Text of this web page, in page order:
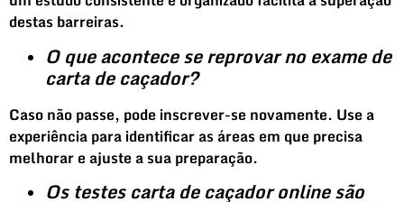
destas barreiras.
O que acontece se reprovar no exame de
carta decaçador?
Caso não passe, pode inscrever-se novamente. Use a
experiência para identificar as áreas em que precisa
melhorar e ajuste a sua preparação.
Os testes carta de caçador onlinesão